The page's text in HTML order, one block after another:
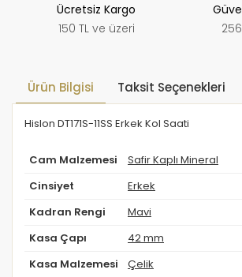
Ücretsiz Kargo
150 TL ve üzeri
Ürün Bilgisi Taksit Seçenekleri
Hislon DT171S-11SS Erkek Kol Saati
Cam Malzemesi Safir Kaplı Mineral
Cinsiyet Erkek
Kadran Rengi Mavi
Kasa Çapı 42 mm
Kasa Malzemesi Çelik